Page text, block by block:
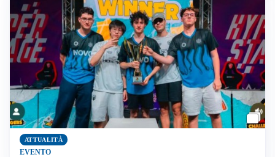
ATTUALITÀ
EVENTO